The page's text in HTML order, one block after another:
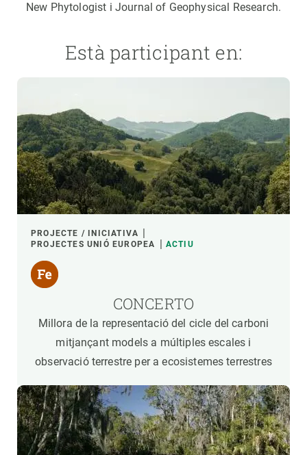
New Phytologist i Journal of Geophysical Research.
Està participant en:
PROJECTE / INICIATIVA
PROJECTES UNIÓ EUROPEA
ACTIU
CONCERTO
Millora de la representació del cicle del carboni
mitjançant models a múltiples escales i
observació terrestre per a ecosistemes terrestres